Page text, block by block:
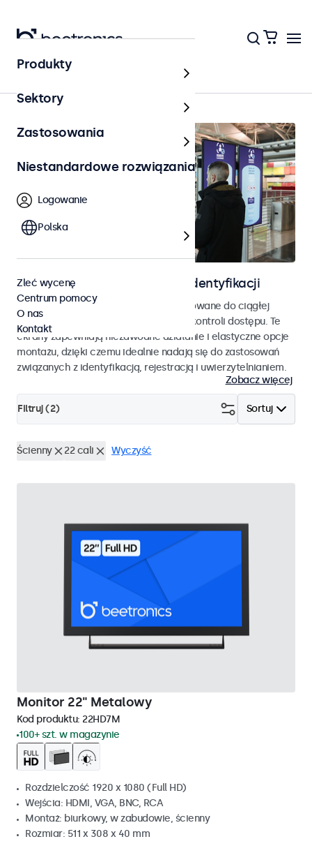
Strona główna
Ekrany do kontroli dostępu i identyfikacji
Monitory i ekrany dotykowe zaprojektowane do ciągłej
pracy i płynnej integracji z systemami kontroli dostępu. Te
ekrany zapewniają niezawodne działanie i elastyczne opcje
montażu, dzięki czemu idealnie nadają się do zastosowań
związanych z identyfikacją, rejestracją i uwierzytelnianiem.
Zobacz więcej
Sortuj
Filtruj (2)
Ścienny 22 cali Wyczyść
Monitor 22" Metalowy
Kod produktu: 22HD7M
100+ szt. w magazynie
Rozdzielczość 1920 x 1080 (Full HD)
Wejścia: HDMI, VGA, BNC, RCA
Montaż: biurkowy, w zabudowie, ścienny
Rozmiar: 511 x 308 x 40 mm
Produkty
Sektory
Zastosowania
Niestandardowe rozwiązania
Logowanie
Polska
Zleć wycenę
Centrum pomocy
O nas
Kontakt